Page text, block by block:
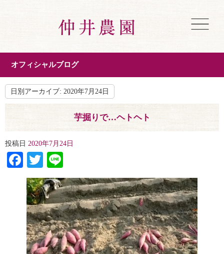
オフィシャルブログ
日別アーカイブ: 2020年7月24日
芋掘りで…ヘトヘト
投稿日 2020年7月24日
Facebook
Twitter